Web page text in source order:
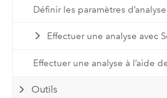
Définir les paramètres d’analyse
Effectuer une analyse avec
Effectuer une analyse à l’aide
Outils